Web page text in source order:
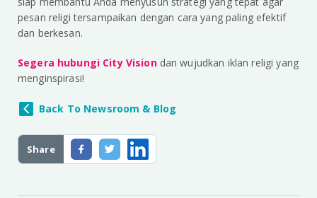
Share
pesan religi tersampaikan dengan cara yang paling efektif
dan berkesan.
Segera hubungi City Visiondan wujudkan iklan religi yang
menginspirasi!
Back To Newsroom & Blog